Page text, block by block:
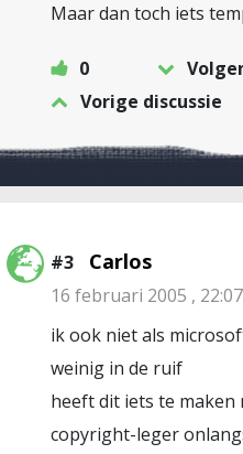
Maar dan toch iets
0
Vorige discussie
#3 Carlos
16 februari 2005 , 22:07
ik ook niet als
weinig in de ruif
heeft dit iets te maken
copyright-leger